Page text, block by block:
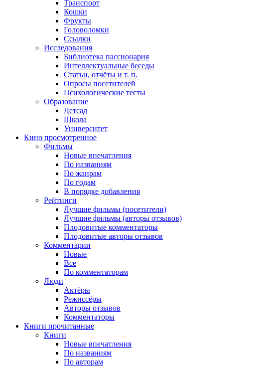
Транспорт
Кошки
Фрукты
Головоломки
Ссылки
Исследования
Библиотека пассионария
Интеллектуальные беседы
Статьи, отчёты и т. п.
Опросы посетителей
Психологические тесты
Образование
Детсад
Школа
Университет
Кино просмотренное
Фильмы
Новые впечатления
По названиям
По жанрам
По годам
В порядке добавления
Рейтинги
Лучшие фильмы (посетители)
Лучшие фильмы (авторы отзывов)
Плодовитые комментаторы
Плодовитые авторы отзывов
Комментарии
Новые
Все
По комментаторам
Люди
Актёры
Режиссёры
Авторы отзывов
Комментаторы
Книги прочитанные
Книги
Новые впечатления
По названиям
По авторам